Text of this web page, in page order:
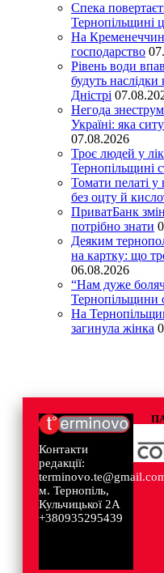
Спека
Тернопільщині
На
господарство
Рівень води
будуть
Дністрі
Негода
Україні: яка
07.08.2026
Троє людей у
Тернопільщині
Томати пелаті
без оцту й
ПриватБанк
потрібно знати
Деяким
на картку: що
06.08.2026
“Нам дуже
Тернопільщини
На
загинула жінка
Контакти
редакції:
м. Тернопіль,
Кульчицької 2А
+380935295439